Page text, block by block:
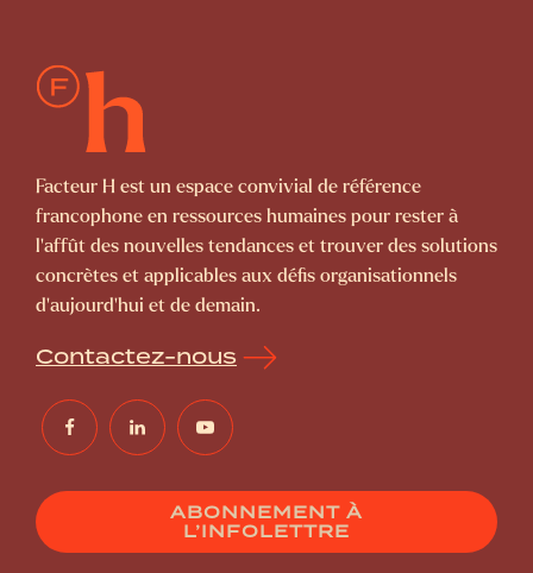
Facteur H est un espace convivial de référence
francophone en ressources humaines pour rester à
l’affût des nouvelles tendances et trouver des solutions
concrètes et applicables aux défis organisationnels
d’aujourd’hui et de demain.
Contactez-nous
ABONNEMENT À
L’INFOLETTRE